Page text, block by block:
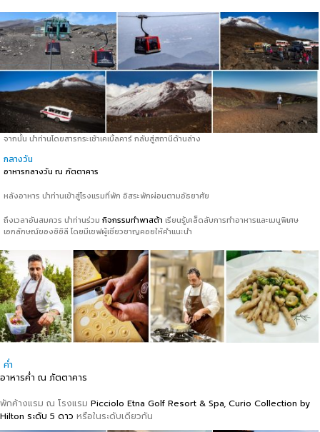
จากนั้น นำท่านโดยสารกระเช้าเคเบิ้ลคาร์ กลับสู่สถานีด้านล่าง
กลางวัน
อาหารกลางวัน ณ ภัตตาคาร
หลังอาหาร นำท่านเข้าสู่โรงแรมที่พัก อิสระพักผ่อนตามอัธยาศัย
ถึงเวลาอันสมควร นำท่านร่วม กิจกรรมทำพาสต้า เรียนรู้เคล็ดลับการทำอาหารและเมนูพิเศษ
เอกลักษณ์ของซิซิลี โดยมีเชฟผู้เชี่ยวชาญคอยให้คำแนะนำ
ค่ำ
อาหารค่ำ ณ ภัตตาคาร
พักค้างแรม ณ โรงแรม Picciolo Etna Golf Resort & Spa, Curio Collection by
Hilton ระดับ 5 ดาว หรือในระดับเดียวกัน